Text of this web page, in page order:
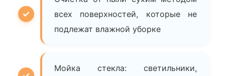
всех поверхностей, которые не
подлежат влажной уборке
Мойка стекла: светильники,